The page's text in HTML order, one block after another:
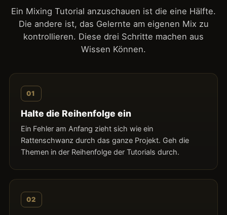
Ein Mixing Tutorial anzuschauen ist die eine Hälfte.
Die andere ist, das Gelernte am eigenen Mix zu
kontrollieren. Diese drei Schritte machen aus
Wissen Können.
01
Halte die Reihenfolge ein
Ein Fehler am Anfang zieht sich wie ein
Rattenschwanz durch das ganze Projekt. Geh die
Themen in der Reihenfolge der Tutorials durch.
02